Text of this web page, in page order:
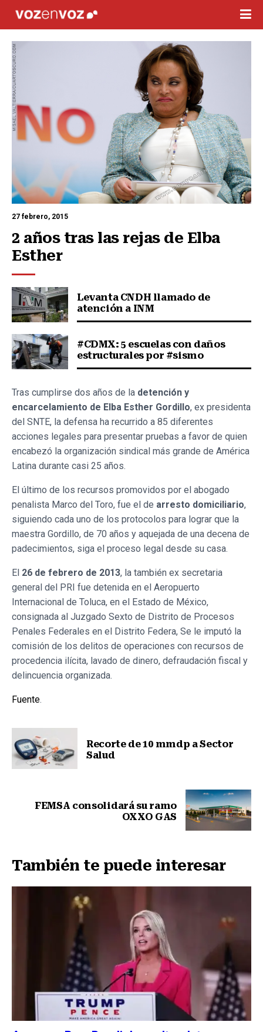
27 febrero, 2015
2 años tras las rejas de Elba
Esther
Levanta CNDH llamado de
atención a INM
#CDMX: 5 escuelas con daños
estructurales por #sismo
Tras cumplirse dos años de la detención y
encarcelamiento de Elba Esther Gordillo, ex presidenta
del SNTE, la defensa ha recurrido a 85 diferentes
acciones legales para presentar pruebas a favor de quien
encabezó la organización sindical más grande de América
Latina durante casi 25 años.
El último de los recursos promovidos por el abogado
penalista Marco del Toro, fue el de arresto domiciliario,
siguiendo cada uno de los protocolos para lograr que la
maestra Gordillo, de 70 años y aquejada de una decena de
padecimientos, siga el proceso legal desde su casa.
El 26 de febrero de 2013, la también ex secretaria
general del PRI fue detenida en el Aeropuerto
Internacional de Toluca, en el Estado de México,
consignada al Juzgado Sexto de Distrito de Procesos
Penales Federales en el Distrito Federa, Se le imputó la
comisión de los delitos de operaciones con recursos de
procedencia ilícita, lavado de dinero, defraudación fiscal y
delincuencia organizada.
Fuente.
Recorte de 10 mmdp a Sector
Salud
FEMSA consolidará su ramo
OXXO GAS
También te puede interesar